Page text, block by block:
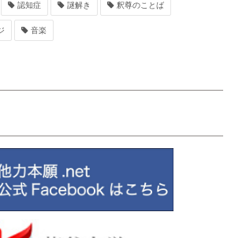
認知症 謎解き 釈尊のことば
音楽